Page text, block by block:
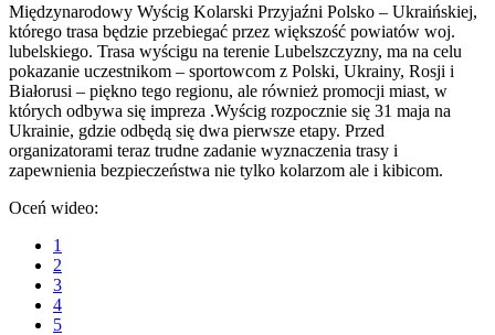
Międzynarodowy Wyścig Kolarski Przyjaźni Polsko – Ukraińskiej,
którego trasa będzie przebiegać przez większość powiatów woj.
lubelskiego. Trasa wyścigu na terenie Lubelszczyzny, ma na celu
pokazanie uczestnikom – sportowcom z Polski, Ukrainy, Rosji i
Białorusi – piękno tego regionu, ale również promocji miast, w
których odbywa się impreza .Wyścig rozpocznie się 31 maja na
Ukrainie, gdzie odbędą się dwa pierwsze etapy. Przed
organizatorami teraz trudne zadanie wyznaczenia trasy i
zapewnienia bezpieczeństwa nie tylko kolarzom ale i kibicom.
Oceń wideo:
1
2
3
4
5